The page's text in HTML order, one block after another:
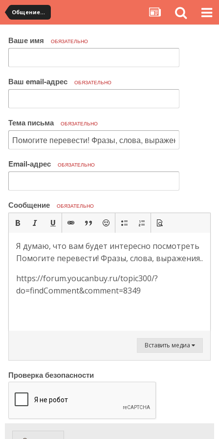
Общение с продавцами. Использование WangWang и TradeManager
Ваше имя ОБЯЗАТЕЛЬНО
Ваш email-адрес ОБЯЗАТЕЛЬНО
Тема письма ОБЯЗАТЕЛЬНО
Email-адрес ОБЯЗАТЕЛЬНО
Сообщение ОБЯЗАТЕЛЬНО
Я думаю, что вам будет интересно посмотреть
Помогите перевести! Фразы, слова, выражения..
https://forum.youcanbuy.ru/topic300/?
do=findComment&comment=8349
Вставить медиа
Проверка безопасности